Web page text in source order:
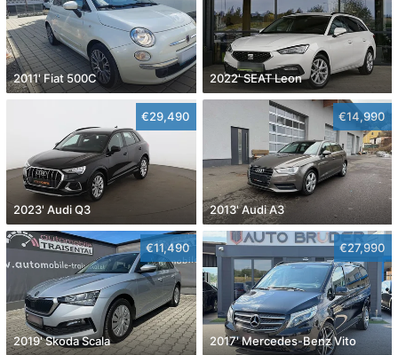
2011' Fiat 500C 2022' SEAT Leon
€29,490
2023' Audi Q3
€14,990
2013' Audi A3
€11,490
2019' Skoda Scala
€27,990
2017' Mercedes-Benz Vito